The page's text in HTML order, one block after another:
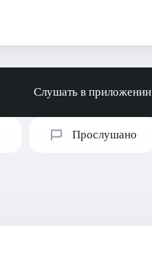
Слушать в приложении
Прослушано